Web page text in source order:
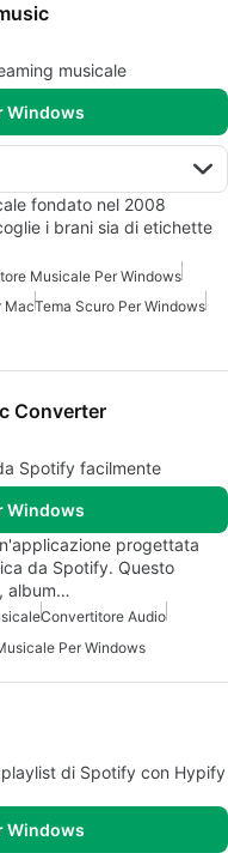
musicale
Windows
fondato nel 2008
i brani sia di etichette
Musicale Per Windows
MacTema Scuro Per Windows
Converter
Spotify facilmente
Windows
progettata
da Spotify. Questo
album…
Convertitore Audio
Per Windows
di Spotify con Hypify
Windows